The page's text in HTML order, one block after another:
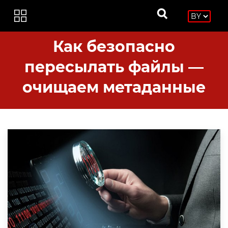
Как безопасно
пересылать файлы —
очищаем метаданные